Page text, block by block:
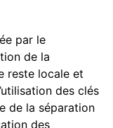
par le
de la
reste locale et
des clés
de la séparation
des